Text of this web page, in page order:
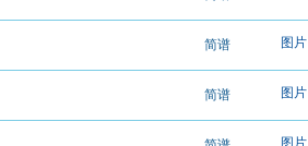
简谱 图片
简谱 图片
图片